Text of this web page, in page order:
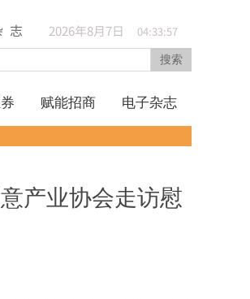
赋能招商 电子杂志
搜索
2026年8月7日 04:33:57
产业协会走访慰